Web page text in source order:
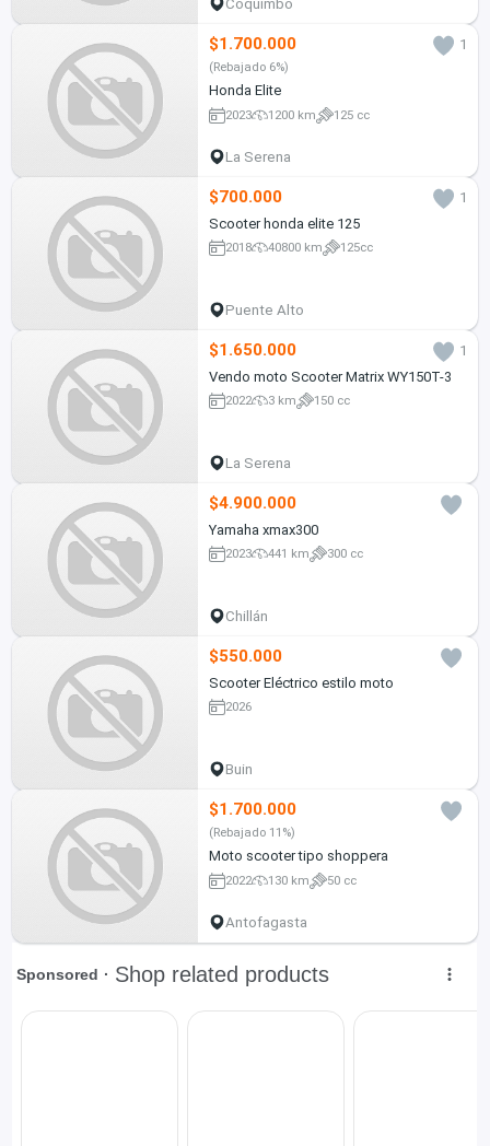
Coquimbo
$1.700.000 1
(Rebajado 6%)
Honda Elite
2023 1200 km 125 cc
La Serena
$700.000
1
Scooter honda elite 125
2018 40800 km 125cc
Puente Alto
$1.650.000
1
Vendo moto Scooter Matrix WY150T-3
2022 3 km 150 cc
La Serena
$4.900.000
Yamaha xmax300
2023 441 km 300 cc
Chillán
$550.000
Scooter Eléctrico estilo moto
2026
Buin
$1.700.000
(Rebajado 11%)
Moto scooter tipo shoppera
2022 130 km 50 cc
Antofagasta